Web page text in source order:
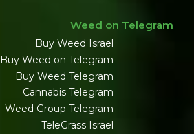
Weed on Telegram
Buy Weed Israel
Buy Weed on Telegram
Buy Weed Telegram
Cannabis Telegram
Weed Group Telegram
TeleGrass Israel